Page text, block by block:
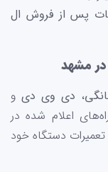
پس از فروش ال
در مشهد
، دی وی دی و
اعلام شده در
دستگاه خود